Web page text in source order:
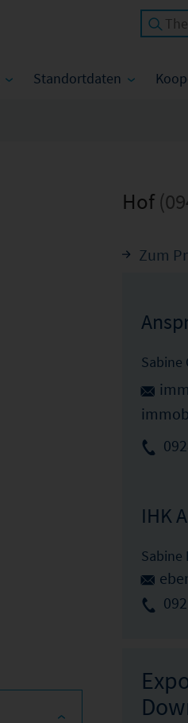
Standortdaten
Hof
Zum
Sabine
IHK
Sabine